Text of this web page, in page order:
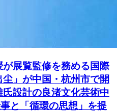
展覧監修を務める国際
」が中国・杭州市で開
設計の良渚文化芸術中
と「循環の思想」を提